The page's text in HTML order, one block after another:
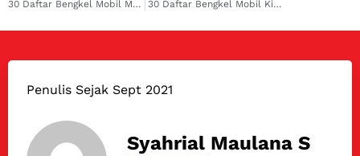
30 Daftar Bengkel Mobil Mazda 6 Elite Solusi Atasi AC dan Mesin! 30 Daftar Bengkel Mobil Kia Rio Terbaik dan Terpercaya!
Penulis Sejak Sept 2021
Syahrial Maulana S